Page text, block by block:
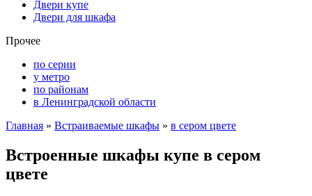
Двери купе
Двери для шкафа
Прочее
по серии
у метро
по районам
в Ленинградской области
Главная » Встраиваемые шкафы » в сером цвете
Встроенные шкафы купе в сером
цвете